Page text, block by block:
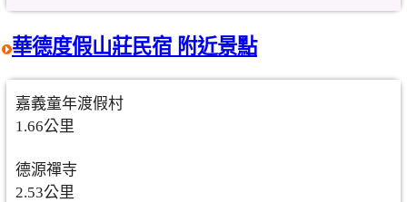
華德度假山莊民宿 附近景點
嘉義童年渡假村
1.66公里
德源禪寺
2.53公里